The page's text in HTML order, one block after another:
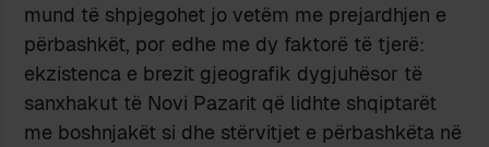
mund të shpjegohet jo vetëm me prejardhjen e
përbashkët, por edhe me dy faktorë të tjerë:
ekzistenca e brezit gjeografik dygjuhësor të
sanxhakut të Novi Pazarit që lidhte shqiptarët
me boshnjakët si dhe stërvitjet e përbashkëta në